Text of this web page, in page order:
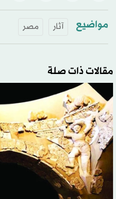
مواضيع آثار مصر
مقالات ذات صلة